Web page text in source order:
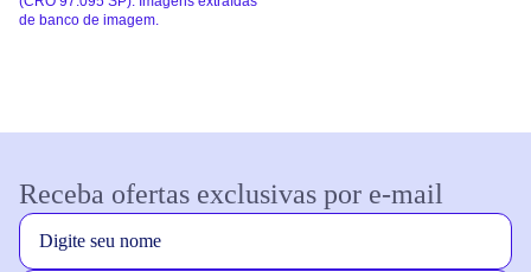
de banco de imagem.
Receba ofertas exclusivas por e-mail